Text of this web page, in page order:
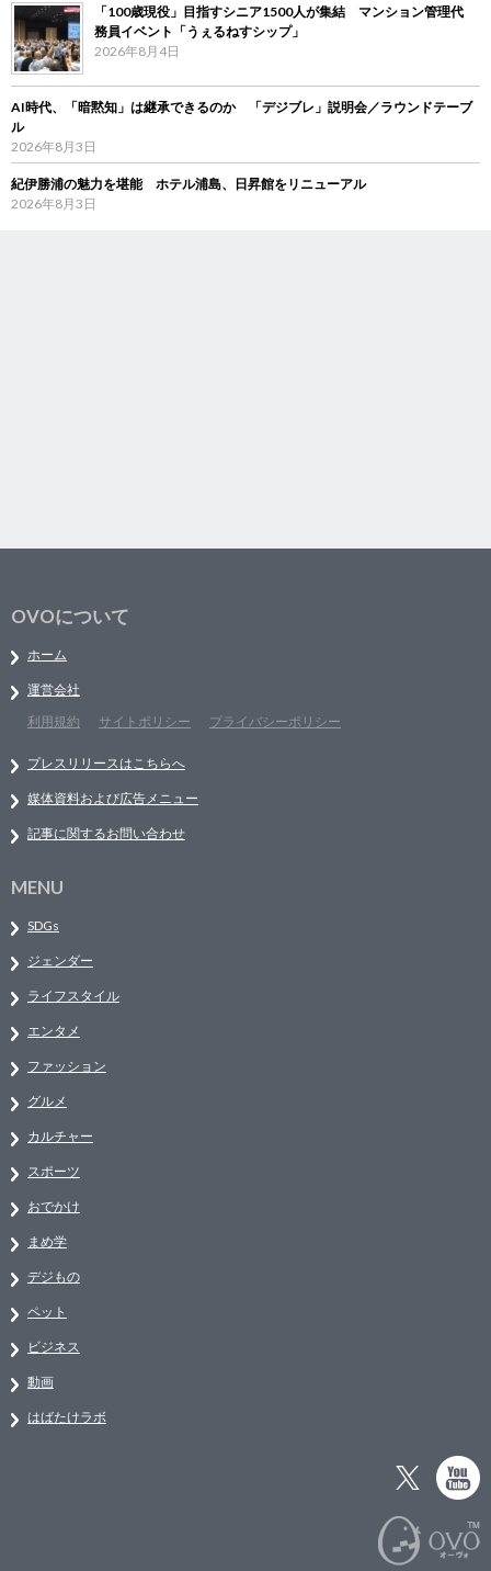
「100歳現役」目指すシニア1500人が集結 マンション管理代
務員イベント「うぇるねすシップ」
2026年8月4日
AI時代、「暗黙知」は継承できるのか 「デジブレ」説明会／ラウンドテーブ
ル
2026年8月3日
紀伊勝浦の魅力を堪能 ホテル浦島、日昇館をリニューアル
2026年8月3日
OVOについて
ホーム
運営会社
利用規約
サイトポリシー プライバシーポリシー
プレスリリースはこちらへ
媒体資料および広告メニュー
記事に関するお問い合わせ
MENU
SDGs
ジェンダー
ライフスタイル
エンタメ
ファッション
グルメ
カルチャー
スポーツ
おでかけ
まめ学
デジもの
ペット
ビジネス
動画
はばたけラボ